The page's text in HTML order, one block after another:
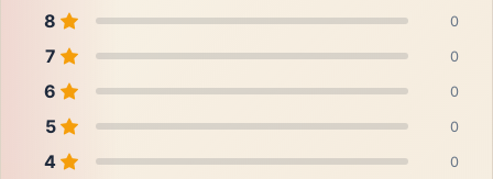
8 0
7 0
6 0
5 0
4 0